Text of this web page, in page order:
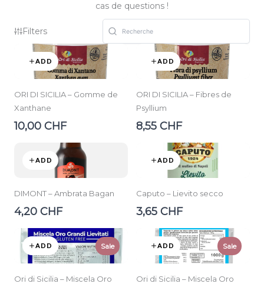
cas de questions !
Filters
ADD
ORI DI SICILIA – Gomme de
Xanthane
10,00 CHF
ADD
ORI DI SICILIA – Fibres de
Psyllium
8,55 CHF
ADD
DIMONT – Ambrata Bagan
4,20 CHF
ADD
Caputo – Lievito secco
3,65 CHF
ADD Sale
Ori di Sicilia – Miscela Oro
ADD Sale
Ori di Sicilia – Miscela Oro